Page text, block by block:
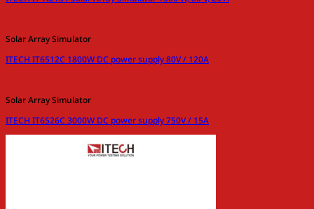
Solar Array Simulator
ITECH IT6512C 1800W DC power supply 80V / 120A
Solar Array Simulator
ITECH IT6526C 3000W DC power supply 750V / 15A